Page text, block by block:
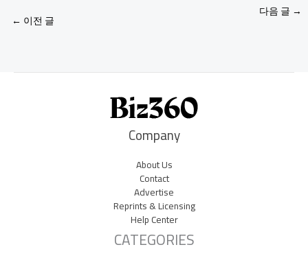
← 이전 글
다음 글 →
Company
About Us
Contact
Advertise
Reprints & Licensing
Help Center
CATEGORIES